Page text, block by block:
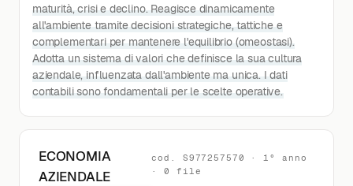
maturità, crisi e declino. Reagisce dinamicamente
all'ambiente tramite decisioni strategiche, tattiche e
complementari per mantenere l'equilibrio (omeostasi).
Adotta un sistema di valori che definisce la sua cultura
aziendale, influenzata dall'ambiente ma unica. I dati
contabili sono fondamentali per le scelte operative.
ECONOMIA
AZIENDALE
cod. S977257570 · 1° anno
· 0 file